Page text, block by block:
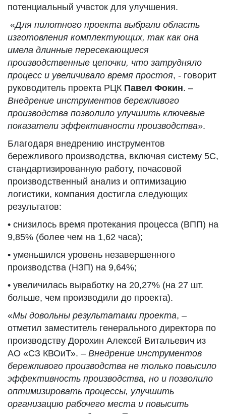
потенциальный участок для улучшения.
«Для пилотного проекта выбрали область
изготовления комплектующих, так как она
имела длинные пересекающиеся
производственные цепочки, что затрудняло
процесс и увеличивало время простоя, - говорит
руководитель проекта РЦК Павел Фокин. –
Внедрение инструментов бережливого
производства позволило улучшить ключевые
показатели эффективности производства».
Благодаря внедрению инструментов
бережливого производства, включая систему 5С,
стандартизированную работу, почасовой
производственный анализ и оптимизацию
логистики, компания достигла следующих
результатов:
• снизилось время протекания процесса (ВПП) на
9,85% (более чем на 1,62 часа);
• уменьшился уровень незавершенного
производства (НЗП) на 9,64%;
• увеличилась выработку на 20,27% (на 27 шт.
больше, чем производили до проекта).
«Мы довольны результатами проекта, –
отметил заместитель генерального директора по
производству Дорохин Алексей Витальевич из
АО «СЗ КВОиТ». – Внедрение инструментов
бережливого производства не только повысило
эффективность производства, но и позволило
оптимизировать процессы, улучшить
организацию рабочего места и повысить